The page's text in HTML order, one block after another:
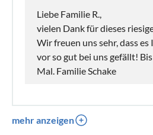
Liebe Familie R.,
vielen Dank für dieses
Wir freuen uns sehr, dass es
vor so gut bei uns gefällt!
Mal. Familie Schake
mehr anzeigen